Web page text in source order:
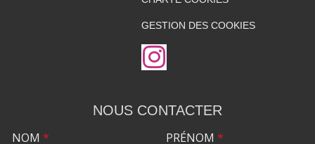
GESTION DES COOKIES
NOUS CONTACTER
NOM * PRÉNOM *